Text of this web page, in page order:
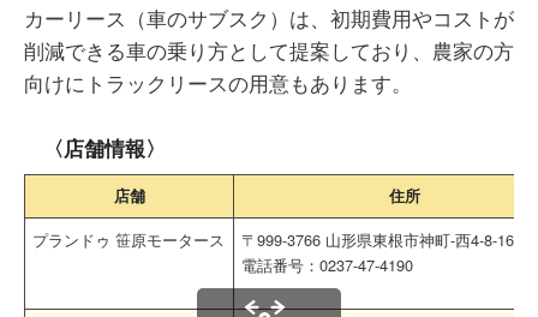
カーリース（車のサブスク）は、初期費用やコストが
削減できる車の乗り方として提案しており、農家の方
向けにトラックリースの用意もあります。
〈店舗情報〉
店舗 住所
プランドゥ 笹原モータース
〒999-3766 山形県東根市神町-西4-8-16
電話番号：0237-47-4190